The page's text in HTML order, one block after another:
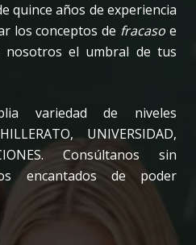
quince años de experiencia
los conceptos de fracaso e
nosotros el umbral de tus
variedad de niveles
UNIVERSIDAD,
Consúltanos sin
encantados de poder